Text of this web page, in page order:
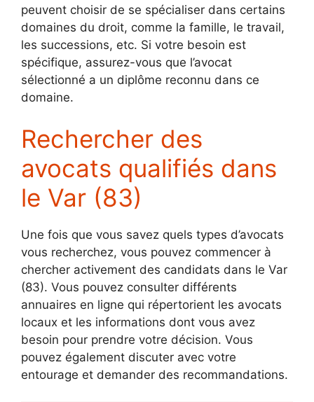
peuvent choisir de se spécialiser dans certains
domaines du droit, comme la famille, le travail,
les successions, etc. Si votre besoin est
spécifique, assurez-vous que l’avocat
sélectionné a un diplôme reconnu dans ce
domaine.
Rechercher des
avocats qualifiés dans
le Var (83)
Une fois que vous savez quels types d’avocats
vous recherchez, vous pouvez commencer à
chercher activement des candidats dans le Var
(83). Vous pouvez consulter différents
annuaires en ligne qui répertorient les avocats
locaux et les informations dont vous avez
besoin pour prendre votre décision. Vous
pouvez également discuter avec votre
entourage et demander des recommandations.